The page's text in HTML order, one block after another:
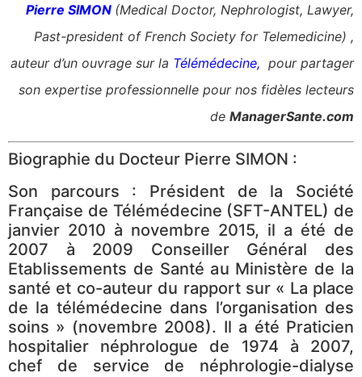
Pierre SIMON (Medical Doctor, Nephrologist, Lawyer,
Past-president of French Society for Telemedicine) ,
auteur d’un ouvrage sur la Télémédecine, pour partager
son expertise professionnelle pour nos fidèles lecteurs
de ManagerSante.com
Biographie du Docteur Pierre SIMON :
Son parcours : Président de la Société
Française de Télémédecine (SFT-ANTEL) de
janvier 2010 à novembre 2015, il a été de
2007 à 2009 Conseiller Général des
Etablissements de Santé au Ministère de la
santé et co-auteur du rapport sur « La place
de la télémédecine dans l’organisation des
soins » (novembre 2008). Il a été Praticien
hospitalier néphrologue de 1974 à 2007,
chef de service de néphrologie-dialyse